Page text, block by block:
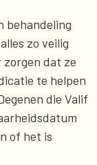
behandeling
zo veilig
zorgen dat ze
te helpen
die Valif
of het is